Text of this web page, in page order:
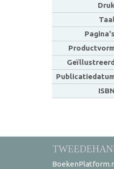
Druk
Pagina's
Geïllustreerd
ISBN